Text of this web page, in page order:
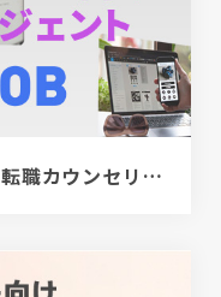
[PR]経験者クリエイター向け転職カウンセリング｜デザイナー / ディレクター / エンジニア